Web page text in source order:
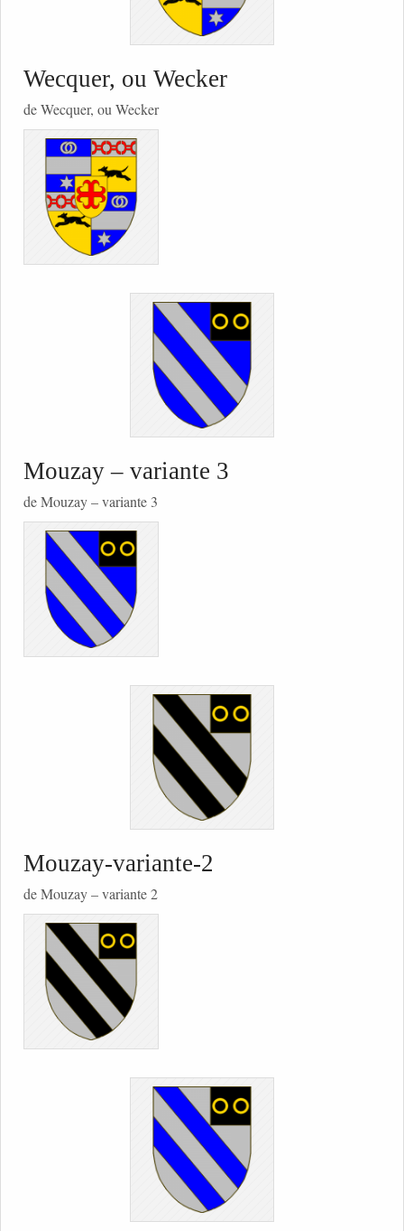
Wecquer, ou Wecker
de Wecquer, ou Wecker
Mouzay – variante 3
de Mouzay – variante 3
Mouzay-variante-2
de Mouzay – variante 2